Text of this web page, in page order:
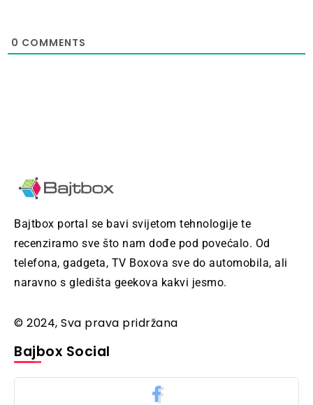
0 COMMENTS
Bajtbox portal se bavi svijetom tehnologije te
recenziramo sve što nam dođe pod povećalo. Od
telefona, gadgeta, TV Boxova sve do automobila, ali
naravno s gledišta geekova kakvi jesmo.
© 2024, Sva prava pridržana
Bajbox Social